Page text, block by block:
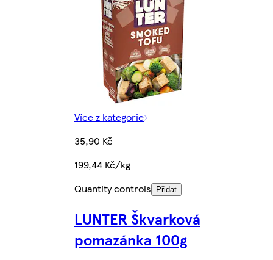
Více z kategorie
35,90 Kč
199,44 Kč/kg
Quantity controls
Přidat
LUNTER Škvarková
pomazánka 100g